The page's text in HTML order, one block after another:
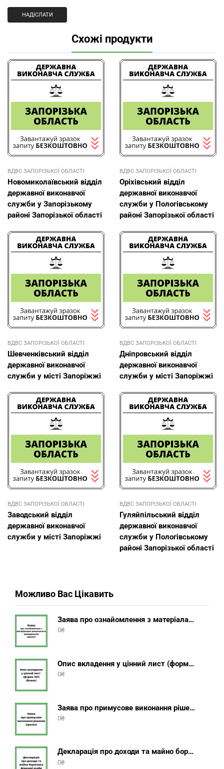
Схожі продукти
ВДВС ЗАПОРІЗЬКОЇ ОБЛАСТІ
Новомиколаївський відділ
державної виконавчої
служби у Запорізькому
районі Запорізької області
ВДВС ЗАПОРІЗЬКОЇ ОБЛАСТІ
Оріхівський відділ
державної виконавчої
служби у Пологівському
районі Запорізької області
ВДВС ЗАПОРІЗЬКОЇ ОБЛАСТІ
Шевченківський відділ
державної виконавчої
служби у місті Запоріжжі
ВДВС ЗАПОРІЗЬКОЇ ОБЛАСТІ
Дніпровський відділ
державної виконавчої
служби у місті Запоріжжі
ВДВС ЗАПОРІЗЬКОЇ ОБЛАСТІ
Заводський відділ
державної виконавчої
служби у місті Запоріжжі
ВДВС ЗАПОРІЗЬКОЇ ОБЛАСТІ
Гуляйпільський відділ
державної виконавчої
служби у Пологівському
районі Запорізької області
Можливо Вас Цікавить
Заява про ознайомлення з матеріалами виконавчого провадження (зразок, шаблон 2025 року)
0₴
Опис вкладення у цінний лист (форма 107) + інструкція відправлення цінного листа з описом вкладення
0₴
Заява про примусове виконання рішення (зразок, шаблон 2025 року)
0₴
Декларація про доходи та майно боржника фізичної особи (бланк) + інструкція
0₴